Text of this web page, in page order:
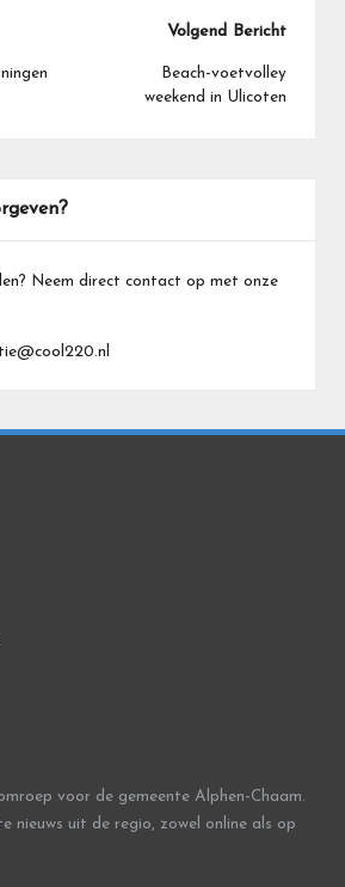
Volgend Bericht
Beach-voetvolley
weekend in Ulicoten
Neem direct contact op met onze
voor de gemeente Alphen-Chaam.
nieuws uit de regio, zowel online als op